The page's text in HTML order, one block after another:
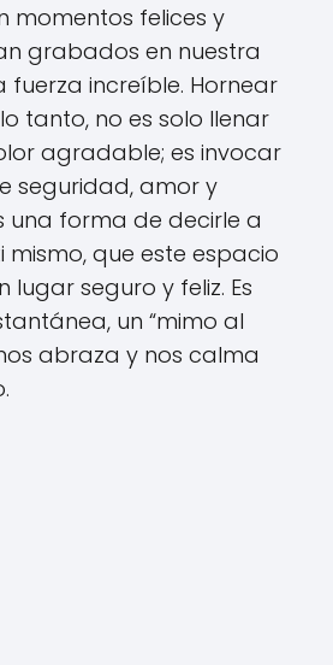
momentos felices y
grabados en nuestra
fuerza increíble. Hornear
tanto, no es solo llenar
agradable; es invocar
seguridad, amor y
una forma de decirle a
mismo, que este espacio
lugar seguro y feliz. Es
un “mimo al
abraza y nos calma